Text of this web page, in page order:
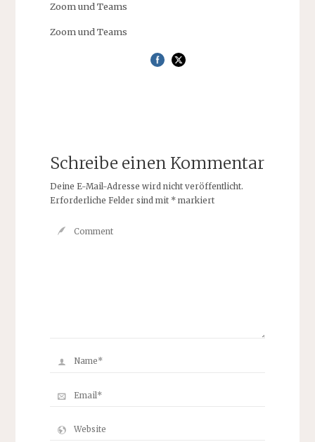
Zoom und Teams
Zoom und Teams
Schreibe einen Kommentar
Deine E-Mail-Adresse wird nicht veröffentlicht.
Erforderliche Felder sind mit *markiert